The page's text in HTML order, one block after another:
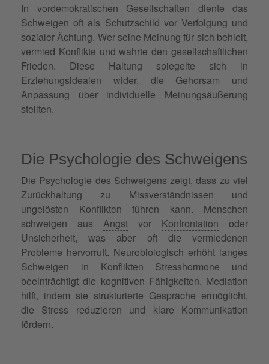
In vordemokratischen Gesellschaften diente das
Schweigen oft als Schutzschild vor Verfolgung und
sozialer Ächtung. Wer seine Meinung für sich behielt,
vermied Konflikte und wahrte den gesellschaftlichen
Frieden. Diese Haltung spiegelte sich in
Erziehungsidealen wider, die Gehorsam und
Anpassung über individuelle Meinungsäußerung
stellten.
Die Psychologie des Schweigens
Die Psychologie des Schweigens zeigt, dass zu viel
Zurückhaltung zu Missverständnissen und
ungelösten Konflikten führen kann. Menschen
schweigen aus Angst vor Konfrontation oder
Unsicherheit, was aber oft die vermiedenen
Probleme hervorruft. Neurobiologisch erhöht langes
Schweigen in Konflikten Stresshormone und
beeinträchtigt die kognitiven Fähigkeiten. Mediation
hilft, indem sie strukturierte Gespräche ermöglicht,
die Stress reduzieren und klare Kommunikation
fördern.